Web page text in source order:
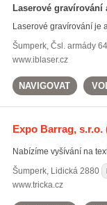
potisk reklamních
tvorba vizitek(307)
Laserové
Laserové gravírování je
Šumperk, Čsl. armády
www.iblaser.cz
NAVIGOVAT
Expo Barrag, s.r.o.
Nabízíme vyšívání na
Šumperk, Lidická 2880
www.tricka.cz